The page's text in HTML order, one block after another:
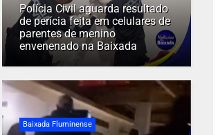
Polícia Civil aguarda resultado
de perícia feita em celulares de
parentes de menino
envenenado na Baixada
Baixada Fluminense